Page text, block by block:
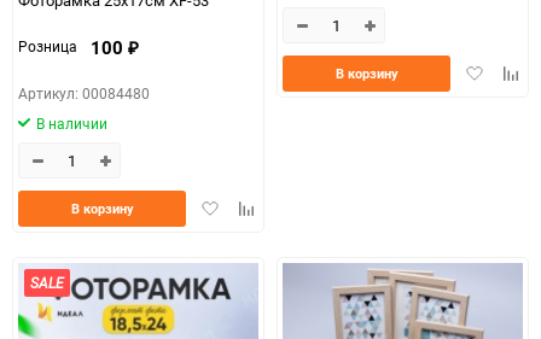
Розница 100 ₽
Артикул: 00084480
В наличии
ДобавитьДобавить
В корзину
Добавить
В корзину
SALE